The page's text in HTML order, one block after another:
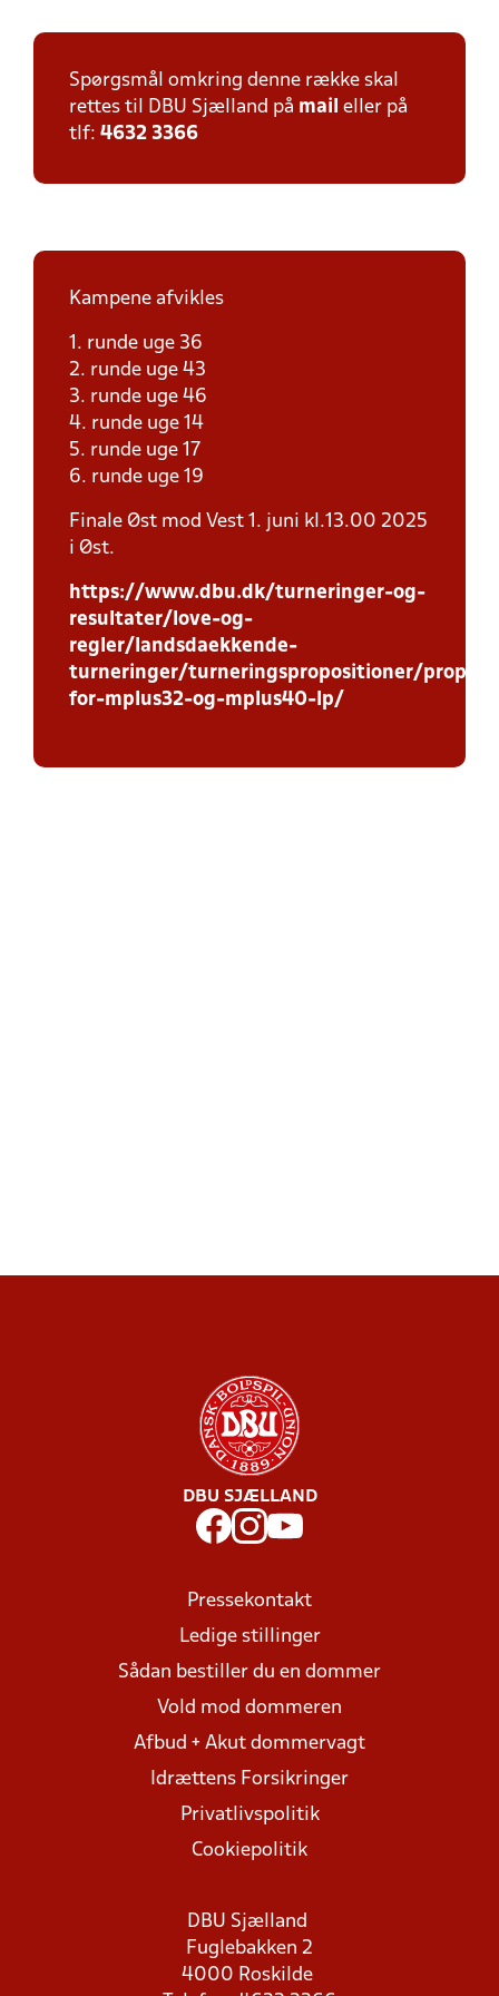
Spørgsmål omkring denne række skal
rettes til DBU Sjælland på mail eller på
tlf: 4632 3366
Kampene afvikles
1. runde uge 36
2. runde uge 43
3. runde uge 46
4. runde uge 14
5. runde uge 17
6. runde uge 19
Finale Øst mod Vest 1. juni kl.13.00 2025
i Øst.
https://www.dbu.dk/turneringer-og-
resultater/love-og-
regler/landsdaekkende-
turneringer/turneringspropositioner/
for-mplus32-og-mplus40-lp/
DBU SJÆLLAND
Pressekontakt
Ledige stillinger
Sådan bestiller du en dommer
Vold mod dommeren
Afbud + Akut dommervagt
Idrættens Forsikringer
Privatlivspolitik
Cookiepolitik
DBU Sjælland
Fuglebakken 2
4000 Roskilde